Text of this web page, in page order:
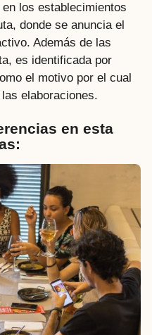
los establecimientos
donde se anuncia el
Además de las
es identificada por
el motivo por el cual
elaboraciones.
en esta